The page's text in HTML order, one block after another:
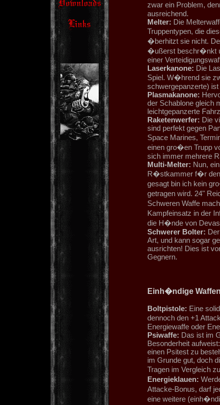
zwar ein Problem,
ausreichend.
Melter: Die
Truppentypen, die
�berhitzt sie nicht.
�ußerst beschr�nkt
einer
Laserkanone: Die
Spiel. W�hrend sie
schwergepanzerte)
Plasmakanone:
der Schablone gleich
leichtgepanzerte
Raketenwerfer: Die
sind perfekt gegen
Space Marines,
einen gro�en Trupp
sich immer mehrere
Multi-Melter: Nun,
R�stkammer f�r den
gesagt bin ich kein
getragen wird. 24"
Schweren Waffe
Kampfeinsatz in der
die H�nde von
Schwerer Bolter:
Art, und kann sogar
ausrichten! Dies ist
Gegnern.
Einh�ndige
Boltpistole: Eine
dennoch den +1
Energiewaffe oder
Psiwaffe: Das ist im
Besonderheit
einen Psitest zu
im Grunde gut, doch
Tragen im Vergleich
Energieklauen:
Attacke-Bonus, darf
eine weitere